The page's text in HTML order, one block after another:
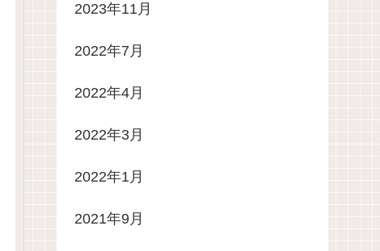
2023年11月
2022年7月
2022年4月
2022年3月
2022年1月
2021年9月